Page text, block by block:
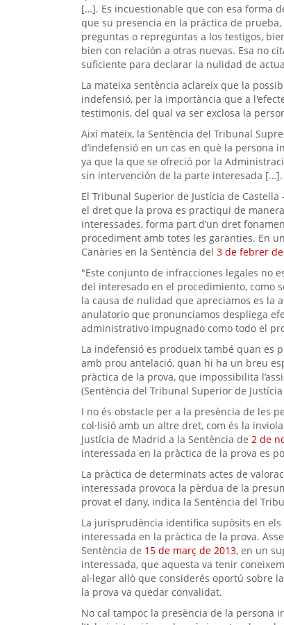
[…]. Es incuestionable que con esa forma
que su presencia en la práctica de
preguntas o repreguntas a los testigos,
bien con relación a otras nuevas. Esa no
suficiente para declarar la nulidad de
La mateixa sentència aclareix que la
indefensió, per la importància que a
testimonis, del qual va ser exclosa la
Així mateix, la Sentència del Tribunal
d’indefensió en un cas en què la persona
ya que la que se ofreció por la
sin intervención de la parte interesada […].
El Tribunal Superior de Justícia de
el dret que la prova es practiqui de
interessades, forma part d’un dret
procediment amb totes les garanties. En
Canàries en la Sentència del 3 de febrer de
"Este conjunto de infracciones legales no
del interesado en el procedimiento, como
la causa de nulidad que apreciamos es la
anulatorio que pronunciamos despliega
administrativo impugnado como todo el
La indefensió es produeix també quan es
amb prou antelació, quan hi ha un breu
pràctica de la prova, que impossibilita
(Sentència del Tribunal Superior de
I no és obstacle per a la presència de les
col·lisió amb un altre dret, com és la
Justícia de Madrid a la Sentència de 2 de
interessada en la pràctica de la prova es
La pràctica de determinats actes de
interessada provoca la pèrdua de la
provat el dany, indica la Sentència del
La jurisprudència identifica supòsits en
interessada en la pràctica de la prova.
Sentència de 15 de març de 2013, en un
interessada, que aquesta va tenir
al·legar allò que considerés oportú sobre
la prova va quedar convalidat.
No cal tampoc la presència de la persona